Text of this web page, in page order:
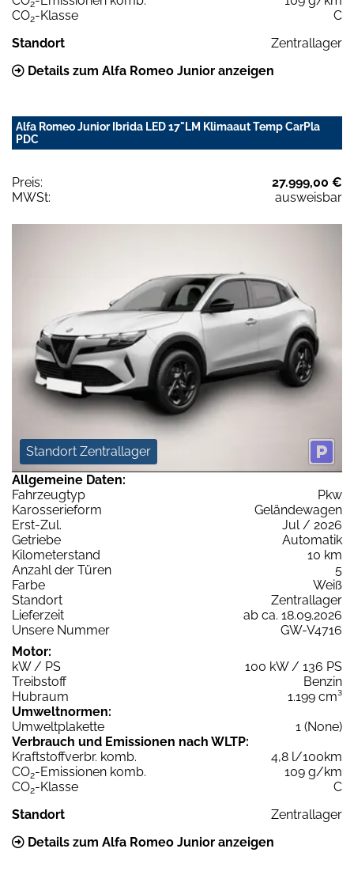
2
CO2-Klasse
C
Standort
Zentrallager
Details zum Alfa Romeo Junior anzeigen
Alfa Romeo Junior Ibrida LED 17"LM Klimaaut Temp CarPla
PDC
Preis:
27.999,00 €
MWSt:
ausweisbar
Standort Zentrallager
Allgemeine Daten:
Fahrzeugtyp
Pkw
Karosserieform
Geländewagen
Erst-Zul.
Jul / 2026
Getriebe
Automatik
Kilometerstand
10 km
Anzahl der Türen
5
Farbe
Weiß
Standort
Zentrallager
Lieferzeit
ab ca. 18.09.2026
Unsere Nummer
GW-V4716
Motor:
kW / PS
100 kW / 136 PS
Treibstoff
Benzin
Hubraum
1.199 cm³
Umweltnormen:
Umweltplakette
1 (None)
Verbrauch und Emissionen nach WLTP:
Kraftstoffverbr. komb.
4,8 l/100km
CO2-Emissionen komb.
109 g/km
CO2-Klasse
C
Standort
Zentrallager
Details zum Alfa Romeo Junior anzeigen